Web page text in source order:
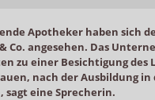
Apotheker haben sich
Co. angesehen. Das
zu einer Besichtigung des
nach der Ausbildung
sagt eine Sprecherin.